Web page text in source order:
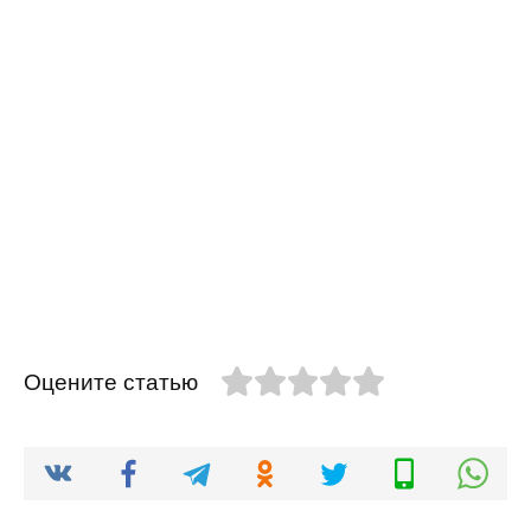
Оцените статью